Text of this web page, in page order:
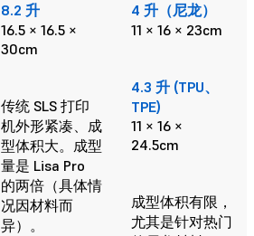
8.2 升
16.5 × 16.5 ×
30cm
传统 SLS 打印
机外形紧凑、成
型体积大。成型
量是 Lisa Pro
的两倍（具体情
况因材料而
异）。
4 升（尼龙）
11 × 16 × 23cm
4.3 升 (TPU、
TPE)
11 × 16 ×
24.5cm
成型体积有限，
尤其是针对热门